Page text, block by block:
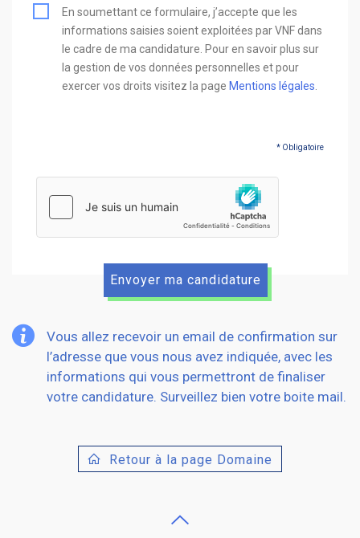
En soumettant ce formulaire, j’accepte que les
informations saisies soient exploitées par VNF dans
le cadre de ma candidature. Pour en savoir plus sur
la gestion de vos données personnelles et pour
exercer vos droits visitez la page Mentions légales
* Obligatoire
Vous allez recevoir un email de confirmation sur
l’adresse que vous nous avez indiquée, avec les
informations qui vous permettront de finaliser
votre candidature. Surveillez bien votre boite mail.
Retour à la page Domaine